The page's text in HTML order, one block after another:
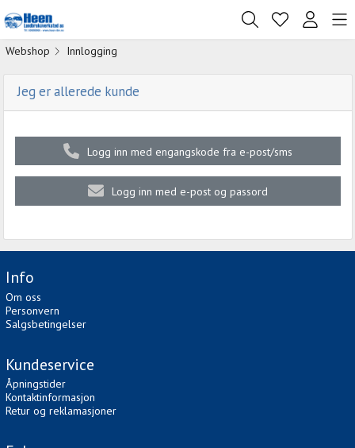
Webshop Innlogging
Jeg er allerede kunde
Logg inn med engangskode fra e-post/sms
Logg inn med e-post og passord
Info
Om oss
Personvern
Salgsbetingelser
Kundeservice
Åpningstider
Kontaktinformasjon
Retur og reklamasjoner